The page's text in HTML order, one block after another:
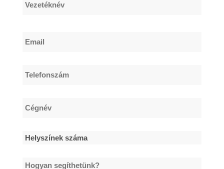
Email
Telefonszám
Cégnév
Helyszínek
*Hogyan